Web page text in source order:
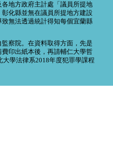
各地方政府主計處「議員所提地
化縣並無在議員所提地方建設
無法透過統計得知每個宜蘭縣
察院。在資料取得方面，先是
印出紙本後，再請輔仁大學哲
學法律系2018年度犯罪學課程